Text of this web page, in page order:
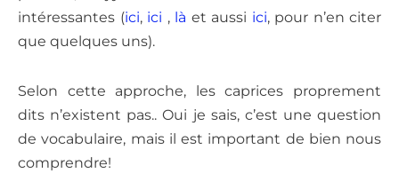
intéressantes (ici, ici , là et aussi ici, pour n’en citer
que quelques uns).
Selon cette approche, les caprices proprement
dits n’existent pas.. Oui je sais, c’est une question
de vocabulaire, mais il est important de bien nous
comprendre!